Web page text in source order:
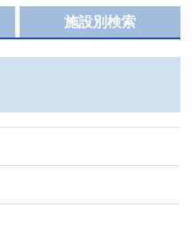
施設別検索